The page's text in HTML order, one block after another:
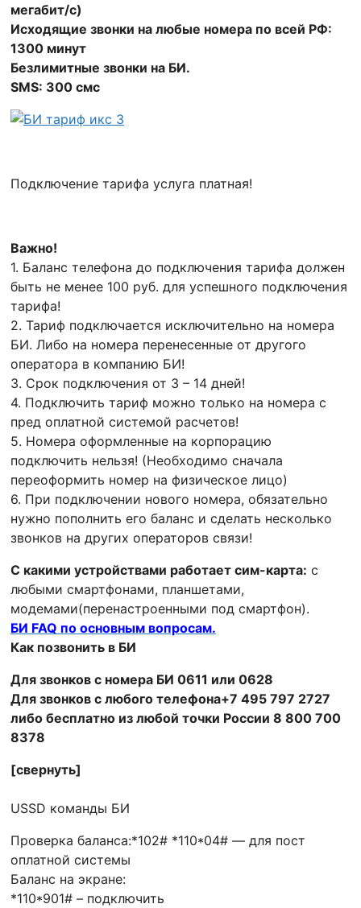
мегабит/с)
Исходящие звонки на любые номера по всей РФ:
1300 минут
Безлимитные звонки на БИ.
SMS: 300 смс
Подключение тарифа услуга платная!
Важно!
1. Баланс телефона до подключения тарифа должен
быть не менее 100 руб. для успешного подключения
тарифа!
2. Тариф подключается исключительно на номера
БИ. Либо на номера перенесенные от другого
оператора в компанию БИ!
3. Срок подключения от 3 – 14 дней!
4. Подключить тариф можно только на номера с
пред оплатной системой расчетов!
5. Номера оформленные на корпорацию
подключить нельзя! (Необходимо сначала
переоформить номер на физическое лицо)
6. При подключении нового номера, обязательно
нужно пополнить его баланс и сделать несколько
звонков на других операторов связи!
С какими устройствами работает сим-карта: с
любыми смартфонами, планшетами,
модемами(перенастроенными под смартфон).
БИ FAQ по основным вопросам.
Как позвонить в БИ
Для звонков с номера БИ 0611 или 0628
Для звонков с любого телефона+7 495 797 2727
либо бесплатно из любой точки России 8 800 700
8378
[свернуть]
USSD команды БИ
Проверка баланса:*102# *110*04# — для пост
оплатной системы
Баланс на экране:
*110*901# – подключить